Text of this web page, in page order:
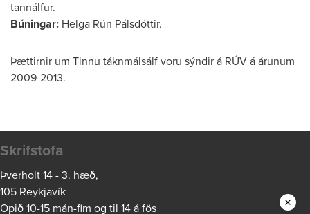
tannálfur.
Búningar: Helga Rún Pálsdóttir.
Þættirnir um Tinnu táknmálsálf voru sýndir á RÚV á árunum
2009-2013.
Skrifstofa
Þverholt 14 - 3. hæð,
105 Reykjavík
Opið 10-15 mán-fim og til 14 á fös